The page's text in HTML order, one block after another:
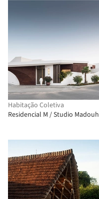
Habitação Coletiva
Residencial M / Studio Madouh